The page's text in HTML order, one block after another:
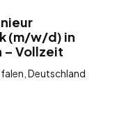
(m/w/d) in
– Vollzeit
Deutschland